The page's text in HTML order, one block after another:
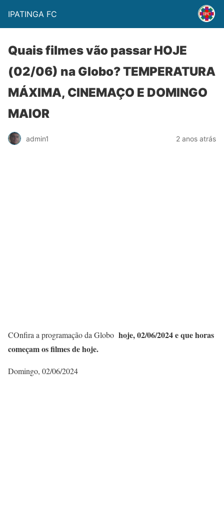
IPATINGA FC
Quais filmes vão passar HOJE
(02/06) na Globo? TEMPERATURA
MÁXIMA, CINEMAÇO E DOMINGO
MAIOR
admin1 2 anos atrás
COnfira a programação da Globo hoje, 02/06/2024 e que horas
começam os filmes de hoje.
Domingo, 02/06/2024